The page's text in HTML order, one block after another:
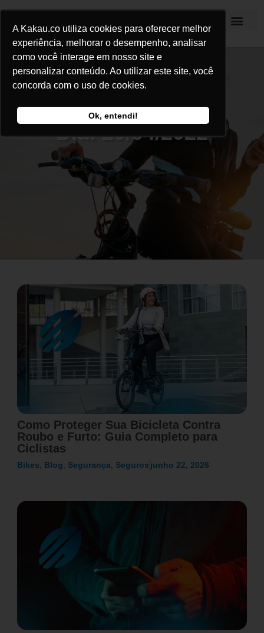
A Kakau.co utiliza cookies para oferecer melhor
experiência, melhorar o desempenho, analisar
como você interage em nosso site e
personalizar conteúdo. Ao utilizar este site, você
concorda com o uso de cookies.
Ok, entendi!
Dia: 20/04/2022
Como Proteger Sua Bicicleta Contra
Roubo e Furto: Guia Completo para
Ciclistas
Bikes Blog Segurança Seguros junho 22, 2026